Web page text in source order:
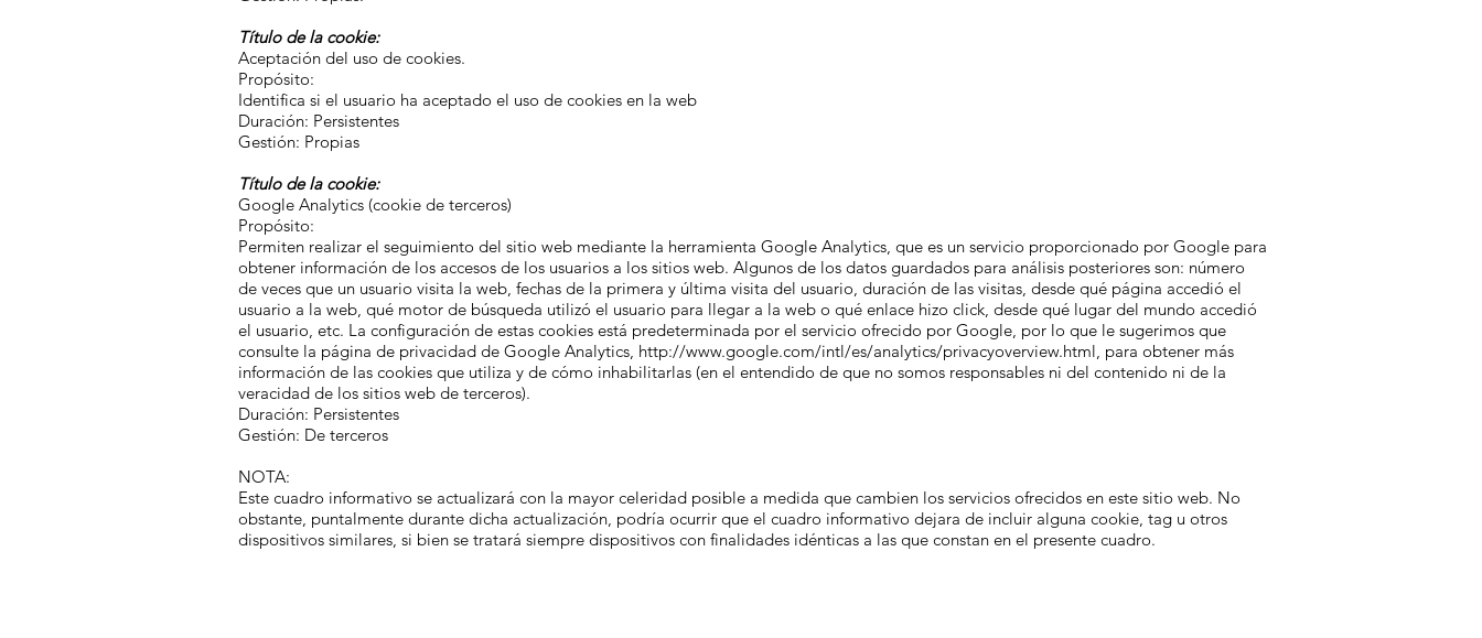
Título de la cookie:
Aceptación del uso de cookies.
Propósito:
Identifica si el usuario ha aceptado el uso de cookies en la web
Duración: Persistentes
Gestión: Propias
Título de la cookie:
Google Analytics (cookie de terceros)
Propósito:
Permiten realizar el seguimiento del sitio web mediante la herramienta Google Analytics, que es un servicio proporcionado por Google para
obtener información de los accesos de los usuarios a los sitios web. Algunos de los datos guardados para análisis posteriores son: número
de veces que un usuario visita la web, fechas de la primera y última visita del usuario, duración de las visitas, desde qué página accedió el
usuario a la web, qué motor de búsqueda utilizó el usuario para llegar a la web o qué enlace hizo click, desde qué lugar del mundo accedió
el usuario, etc. La configuración de estas cookies está predeterminada por el servicio ofrecido por Google, por lo que le sugerimos que
consulte la página de privacidad de Google Analytics, http://www.google.com/intl/es/analytics/privacyoverview.html, para obtener más
información de las cookies que utiliza y de cómo inhabilitarlas (en el entendido de que no somos responsables ni del contenido ni de la
veracidad de los sitios web de terceros).
Duración: Persistentes
Gestión: De terceros
NOTA:
Este cuadro informativo se actualizará con la mayor celeridad posible a medida que cambien los servicios ofrecidos en este sitio web. No
obstante, puntalmente durante dicha actualización, podría ocurrir que el cuadro informativo dejara de incluir alguna cookie, tag u otros
dispositivos similares, si bien se tratará siempre dispositivos con finalidades idénticas a las que constan en el presente cuadro.